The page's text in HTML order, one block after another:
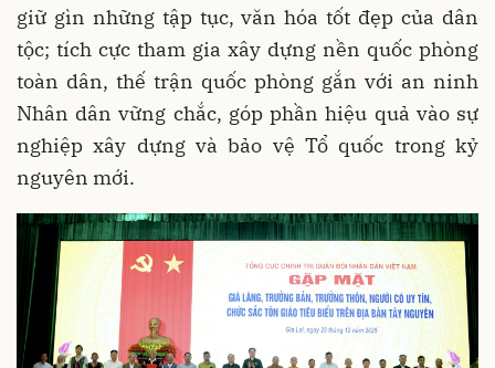
giữ gìn những tập tục, văn hóa tốt đẹp của dân
tộc; tích cực tham gia xây dựng nền quốc phòng
toàn dân, thế trận quốc phòng gắn với an ninh
Nhân dân vững chắc, góp phần hiệu quả vào sự
nghiệp xây dựng và bảo vệ Tổ quốc trong kỷ
nguyên mới.